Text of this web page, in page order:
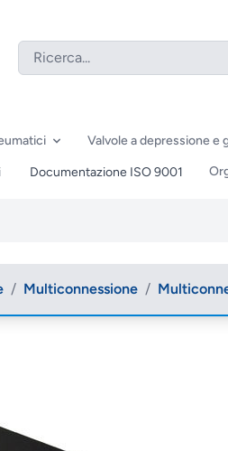
Valvole a depressione e
Documentazione ISO 9001
/ Multiconnessione /